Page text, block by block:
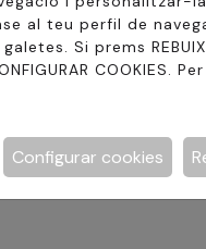
al teu perfil de
Si prems
COOKIES.
Configurar cookies